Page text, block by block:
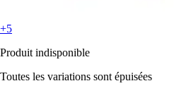
+5
Produit indisponible
Toutes les variations sont épuisées